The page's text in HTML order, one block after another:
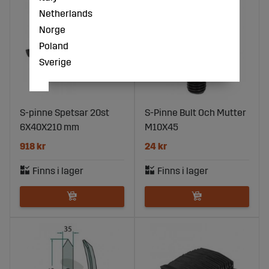
S-pinne Spetsar 20st
6X40X210 mm
918 kr
S-Pinne Bult Och Mutter
M10X45
24 kr
Netherlands
Norge
Poland
Sverige